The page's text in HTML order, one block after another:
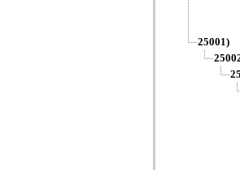
25001)